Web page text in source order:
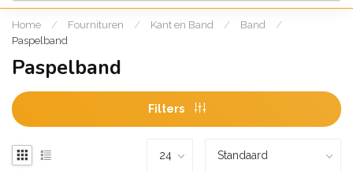
Home / Fournituren / Kant en Band / Band
/
Paspelband
Paspelband
Filters